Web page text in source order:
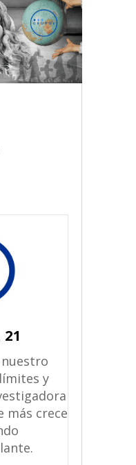
21
y
más crece